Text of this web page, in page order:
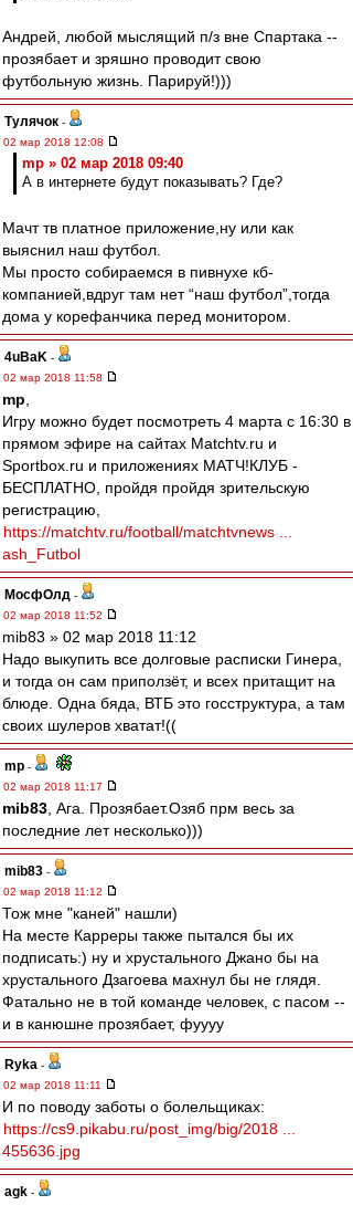
Андрей, любой мыслящий п/з вне Спартака --
прозябает и зряшно проводит свою
футбольную жизнь. Парируй!)))
Тулячок -
02 мар 2018 12:08
mp » 02 мар 2018 09:40
А в интернете будут показывать? Где?
Мачт тв платное приложение,ну или как
выяснил наш футбол.
Мы просто собираемся в пивнухе кб-
компанией,вдруг там нет “наш футбол”,тогда
дома у корефанчика перед монитором.
4uBaK -
02 мар 2018 11:58
mp
Игру можно будет посмотреть 4 марта с 16:30 в
прямом эфире на сайтах Matchtv.ru и
Sportbox.ru и приложениях МATЧ!КЛУБ -
БЕСПЛАТНО, пройдя пройдя зрительскую
регистрацию,
https://matchtv.ru/football/matchtvnews ...
ash_Futbol
МосфОлд -
02 мар 2018 11:52
mib83 » 02 мар 2018 11:12
Надо выкупить все долговые расписки Гинера,
и тогда он сам приползёт, и всех притащит на
блюде. Одна бяда, ВТБ это госструктура, а там
своих шулеров хватат!((
mp -
02 мар 2018 11:17
mib83 , Ага. Прозябает.Озяб прм весь за
последние лет несколько)))
mib83 -
02 мар 2018 11:12
Тож мне "каней" нашли)
На месте Карреры также пытался бы их
подписать:) ну и хрустального Джано бы на
хрустального Дзагоева махнул бы не глядя.
Фатально не в той команде человек, с пасом --
и в канюшне прозябает, фуууу
Ryka -
02 мар 2018 11:11
И по поводу заботы о болельщиках:
https://cs9.pikabu.ru/post_img/big/2018 ...
455636.jpg
agk -